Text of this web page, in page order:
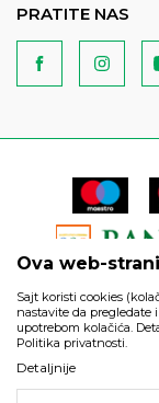
PRATITE NAS
artikli prikazani na
da
Ova web-
Sajt koristi cookies
nastavite da pregledate
upotrebom kolačića.
Politika privatnosti.
Detaljnije